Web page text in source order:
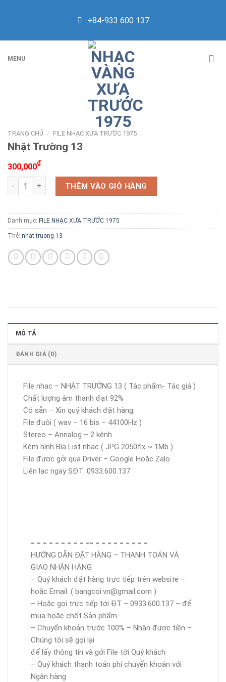
+84-933 600 137
MENU
TRANG CHỦ / FILE NHẠC XƯA TRƯỚC 1975
Nhật Trường 13
300,000₫
Nhật Trường 13 số lượng
THÊM VÀO GIỎ HÀNG
Danh mục: FILE NHẠC XƯA TRƯỚC 1975
Thẻ: nhat-truong-13
MÔ TẢ
ĐÁNH GIÁ (0)
File nhạc – NHẬT TRƯỜNG 13 ( Tác phẩm- Tác giả )
Chất lượng âm thanh đạt 92%
Có sẵn – Xin quý khách đặt hàng.
File đuôi ( wav – 16 bis – 44100Hz )
Stereo – Annalog – 2 kênh
Kèm hình Bìa List nhạc ( JPG 2050fix ~ 1Mb )
File được gởi qua Driver – Google Hoặc Zalo
Liên lạc ngay SĐT: 0933.600.137
= = = = = = = = = == = = = = = = = = =
HƯỚNG DẪN ĐẶT HÀNG – THANH TOÁN VÀ
GIAO NHẬN HÀNG
– Quý khách đặt hàng trực tiếp trên website –
hoặc Email: ( bangcoi.vn@gmail.com )
– Hoặc gọi trực tiếp tới ĐT – 0933.600.137 – để
mua hoặc chốt Sản phẩm
– Chuyển khoản trước 100% – Nhận được tiền –
Chúng tôi sẽ gọi lại
để lấy thông tin và gởi File tới Quý khách
– Quý khách thanh toán phí chuyển khoản với
Ngân hàng